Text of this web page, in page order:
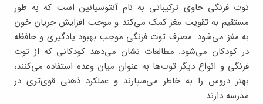
توت فرنگی حاوی ترکیباتی به نام آنتوسیانین است که به طور
مستقیم به تقویت مغز کمک می‌کند و موجب افزایش جریان خون
به مغز می‌شود. مصرف توت فرنگی موجب بهبود یادگیری و حافظه
در کودکان می‌شود. مطالعات نشان می‌دهد کودکانی که از توت
فرنگی و انواع دیگر توت‌ها به عنوان میان وعده استفاده می‌کنند،
بهتر دروس را به خاطر می‌سپارند و عملکرد ذهنی قوی‌تری در
مدرسه دارند.